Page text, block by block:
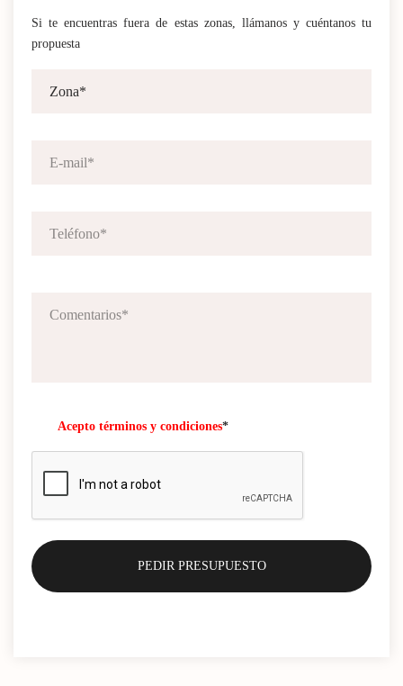
Si te encuentras fuera de estas zonas, llámanos y cuéntanos tu
propuesta
Acepto términos y condiciones*